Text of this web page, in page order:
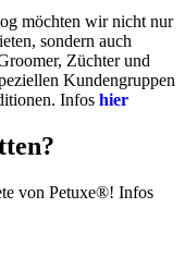
möchten wir nicht nur
sondern auch
Züchter und
Kundengruppen
Infos hier
von Petuxe®! Infos